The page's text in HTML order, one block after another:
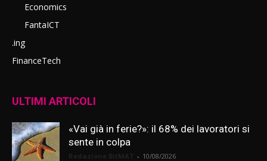
Economics
FantaICT
.ing
FinanceTech
ULTIMI ARTICOLI
«Vai già in ferie?»: il 68% dei lavoratori si
sente in colpa
- 10/08/2026